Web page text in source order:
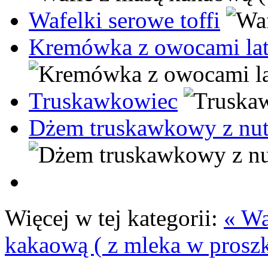
Wafelki serowe toffi
Kremówka z owocami
Truskawkowiec
Dżem truskawkowy z
Więcej w tej kategorii: «
kakaową ( z mleka w